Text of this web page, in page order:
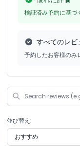
グリニッジヴィ
エルドリッジ・
レゴランド®デ
サウス・ストリ
スタテンアイラ
パーリー・セン
エンパイア・ス
モマ PS1
ビースト・スピ
検証済み予約に基
すべてのレビ
予約したお客様のみ
並び替え: